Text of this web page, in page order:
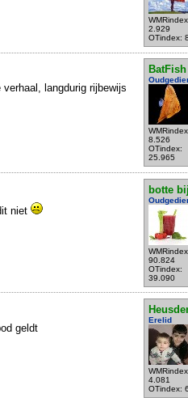
2.929
OTindex:
BatFish
8.526
OTindex:
25.965
langdurig rijbewijs
botte
90.824
OTindex:
39.090
niet
Erelid
4.081
OTindex:
geldt